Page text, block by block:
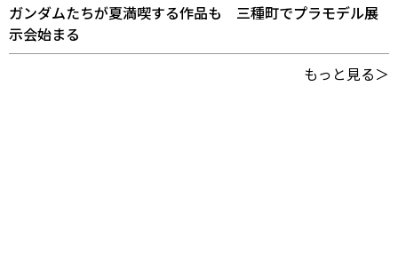
ガンダムたちが夏満喫する作品も 三種町でプラモデル展
示会始まる
もっと見る＞